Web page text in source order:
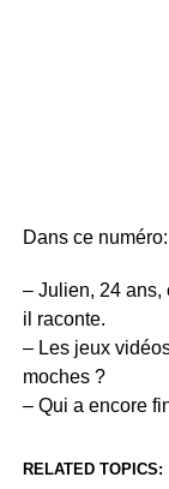
Dans ce numéro:
– Julien, 24 ans,
il raconte.
– Les jeux
moches ?
– Qui a encore
RELATED TOPICS: